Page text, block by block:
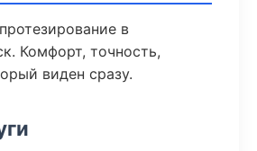
в
Комфорт, точность,
виден сразу.